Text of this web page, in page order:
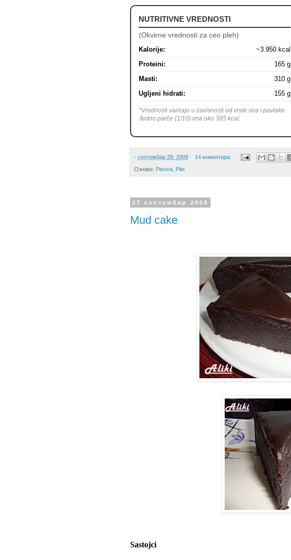
NUTRITIVNE VREDNOSTI
(Okvirne vrednosti za ceo pleh)
Kalorije:
~3.950 kcal
Proteini:
165 g
Masti:
310 g
Ugljeni hidrati:
155 g
*Vrednosti variraju u zavisnosti od vrste sira i pavlake.
Jedno parče (1/10) ima oko 395 kcal.
- септембар 29, 2009 14 коментара:
Ознаке: Peciva, Pite
27 септембар 2009
Mud cake
Sastojci